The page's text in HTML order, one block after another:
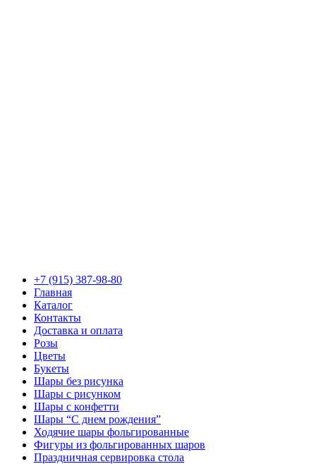
+7 (915) 387-98-80
Главная
Каталог
Контакты
Доставка и оплата
Розы
Цветы
Букеты
Шары без рисунка
Шары с рисунком
Шары с конфетти
Шары “С днем рождения”
Ходячие шары фольгированные
Фигуры из фольгированных шаров
Праздничная сервировка стола